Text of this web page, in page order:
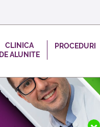
CLINICA
DE ALUNITE
PROCEDURI